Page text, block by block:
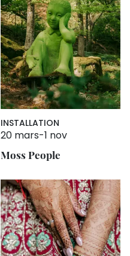
INSTALLATION
20 mars-1 nov
Moss People